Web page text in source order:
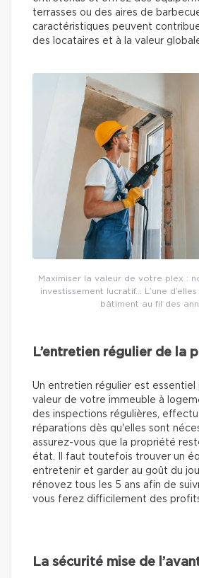
terrasses ou des aires de
caractéristiques peuvent
des locataires et à la valeur
Maximiser la valeur de votre plex :
investissement lucratif… L’une
bâtiment au fil des
L’entretien régulier de la
Un entretien régulier est essentiel
valeur de votre immeuble à
des inspections régulières,
réparations dès qu'elles sont
assurez-vous que la propriété
état. Il faut toutefois trouver un
entretenir et garder au goût du
rénovez tous les 5 ans afin de
vous ferez difficilement des
La sécurité mise de